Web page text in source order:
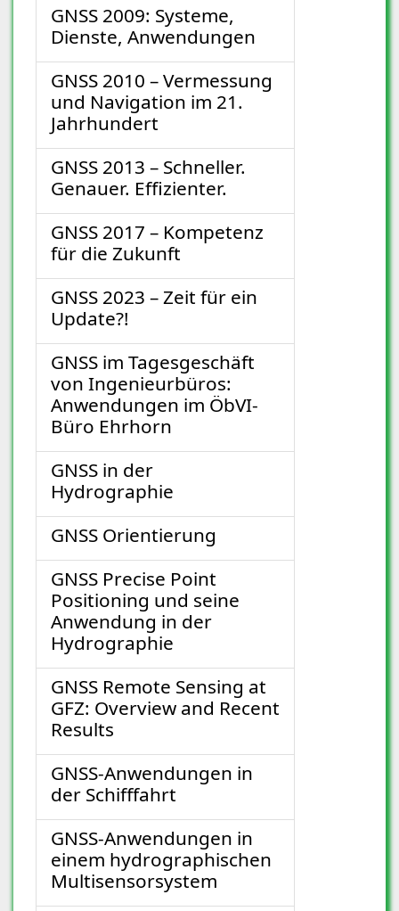
GNSS 2009: Systeme,
Dienste, Anwendungen
GNSS 2010 – Vermessung
und Navigation im 21.
Jahrhundert
GNSS 2013 – Schneller.
Genauer. Effizienter.
GNSS 2017 – Kompetenz
für die Zukunft
GNSS 2023 – Zeit für ein
Update?!
GNSS im Tagesgeschäft
von Ingenieurbüros:
Anwendungen im ÖbVI-
Büro Ehrhorn
GNSS in der
Hydrographie
GNSS Orientierung
GNSS Precise Point
Positioning und seine
Anwendung in der
Hydrographie
GNSS Remote Sensing at
GFZ: Overview and Recent
Results
GNSS-Anwendungen in
der Schifffahrt
GNSS-Anwendungen in
einem hydrographischen
Multisensorsystem